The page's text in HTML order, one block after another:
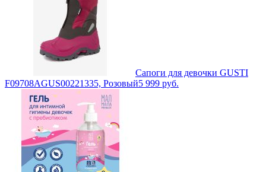
Сапоги для девочки GUSTI
F09708AGUS00221335, Розовый5 999 руб.